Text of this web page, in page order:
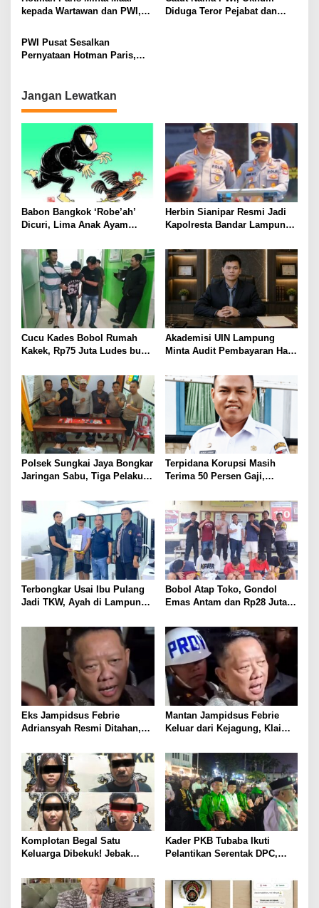
Gondol Motor
kepada Wartawan dan PWI,
Pers
Diduga Teror Pejabat dan
PWI Pusat Sesalkan
Pernyataan Hotman Paris,
Pers
Jangan Lewatkan
Babon Bangkok ‘Robe’ah’
Dicuri, Lima Anak Ayam
Gang Jalaba Kotabumi Heboh
Herbin Sianipar Resmi Jadi
Kapolresta Bandar Lampung,
Prioritas
Cucu Kades Bobol Rumah
Kakek, Rp75 Juta Ludes buat
Ditembak Polisi
Akademisi UIN Lampung
Minta Audit Pembayaran Hak
Kepastian Hukum Tak Boleh
Berlarut
Polsek Sungkai Jaya Bongkar
Jaringan Sabu, Tiga Pelaku
Terpidana Korupsi Masih
Terima 50 Persen Gaji,
Tunggu Keputusan BKN
Terbongkar Usai Ibu Pulang
Jadi TKW, Ayah di Lampung
Kandung Selama Empat
Tahun, Nyaris Diamuk Massa
Bobol Atap Toko, Gondol
Emas Antam dan Rp28 Juta!
Bersama Reskrim Polsek
Kotabumi Kota Bekuk
Komplotan Curat
Eks Jampidsus Febrie
Adriansyah Resmi Ditahan,
Usai Diperiksa Berjam-jam
Mantan Jampidsus Febrie
Keluar dari Kejagung, Klaim
Komplotan Begal Satu
Keluarga Dibekuk! Jebak
Todong Airsoft Gun lalu
Gondol Motor
Kader PKB Tubaba Ikuti
Pelantikan Serentak DPC,
Perkuat Konsolidasi Partai